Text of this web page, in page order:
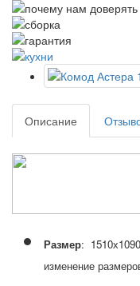
Описание
Размер:
изменение